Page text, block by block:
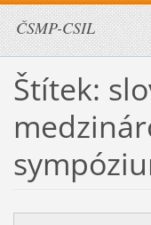
ČSMP-CSIL
Štítek: